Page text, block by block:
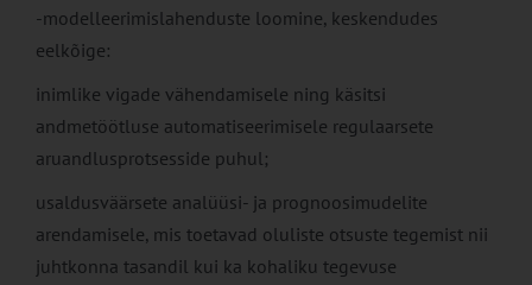
-modelleerimislahenduste loomine, keskendudes
eelkõige:
inimlike vigade vähendamisele ning käsitsi
andmetöötluse automatiseerimisele regulaarsete
aruandlusprotsesside puhul;
usaldusväärsete analüüsi- ja prognoosimudelite
arendamisele, mis toetavad oluliste otsuste tegemist nii
juhtkonna tasandil kui ka kohaliku tegevuse